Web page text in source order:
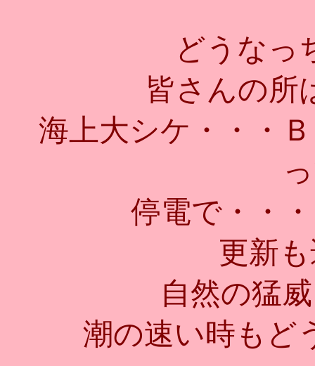
どうなっ
皆さんの所
海上大シケ・・・
停電で・・
更新
自然の猛
潮の速い時もど